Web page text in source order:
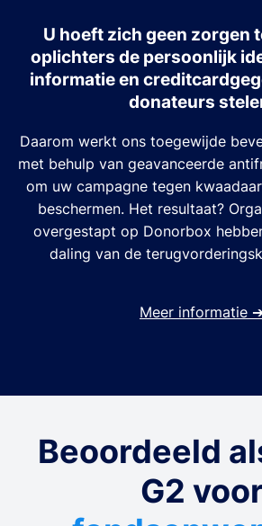
U hoeft zich geen zorgen
oplichters de persoonlijk
informatie en
donateurs
Daarom werkt ons toegewijde
met behulp van geavanceerde
om uw campagne tegen
beschermen. Het resultaat?
overgestapt op Donorbox
daling van de
Meer informatie
Beoordeeld
G2 voor